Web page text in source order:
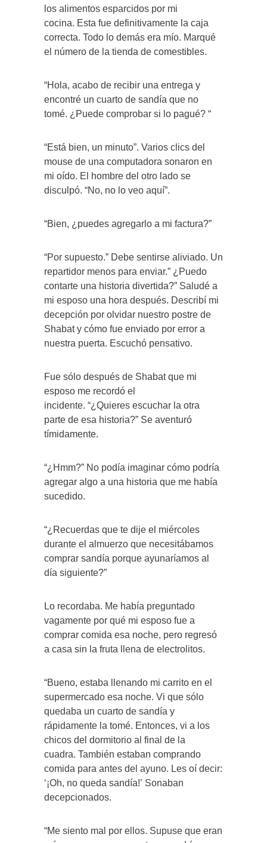
los alimentos esparcidos por mi
cocina. Esta fue definitivamente la caja
correcta. Todo lo demás era mío. Marqué
el número de la tienda de comestibles.
“Hola, acabo de recibir una entrega y
encontré un cuarto de sandía que no
tomé. ¿Puede comprobar si lo pagué? “
“Está bien, un minuto”. Varios clics del
mouse de una computadora sonaron en
mi oído. El hombre del otro lado se
disculpó. “No, no lo veo aquí”.
“Bien, ¿puedes agregarlo a mi factura?”
“Por supuesto.” Debe sentirse aliviado. Un
repartidor menos para enviar.” ¿Puedo
contarte una historia divertida?” Saludé a
mi esposo una hora después. Describí mi
decepción por olvidar nuestro postre de
Shabat y cómo fue enviado por error a
nuestra puerta. Escuchó pensativo.
Fue sólo después de Shabat que mi
esposo me recordó el
incidente. “¿Quieres escuchar la otra
parte de esa historia?” Se aventuró
tímidamente.
“¿Hmm?” No podía imaginar cómo podría
agregar algo a una historia que me había
sucedido.
“¿Recuerdas que te dije el miércoles
durante el almuerzo que necesitábamos
comprar sandía porque ayunaríamos al
día siguiente?”
Lo recordaba. Me había preguntado
vagamente por qué mi esposo fue a
comprar comida esa noche, pero regresó
a casa sin la fruta llena de electrolitos.
“Bueno, estaba llenando mi carrito en el
supermercado esa noche. Vi que sólo
quedaba un cuarto de sandía y
rápidamente la tomé. Entonces, vi a los
chicos del dormitorio al final de la
cuadra. También estaban comprando
comida para antes del ayuno. Les oí decir:
‘¡Oh, no queda sandía!’ Sonaban
decepcionados.
“Me siento mal por ellos. Supuse que eran